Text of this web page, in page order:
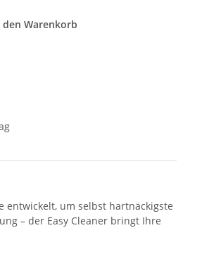
den Warenkorb
entwickelt, um selbst hartnäckigste
– der Easy Cleaner bringt Ihre